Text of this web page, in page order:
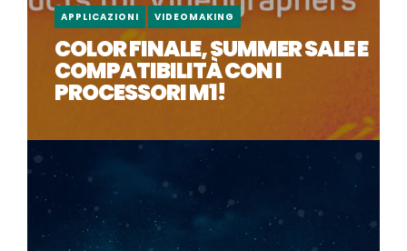
APPLICAZIONI VIDEOMAKING
COLOR FINALE, SUMMER SALE E
COMPATIBILITÀ CON I
PROCESSORI M1!